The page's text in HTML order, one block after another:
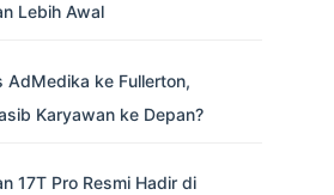
Lebih Awal
AdMedika ke Fullerton,
Karyawan ke Depan?
17T Pro Resmi Hadir di